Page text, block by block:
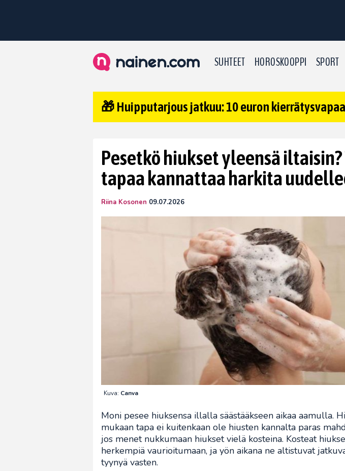
SUHTEET HOROSKOOPPI SPORT
🎁 Huipputarjous jatkuu: 10 euron
Pesetkö hiukset yleensä iltaisin?
tapaa kannattaa harkita
Riina Kosonen 09.07.2026
Kuva: Canva
Moni pesee hiuksensa illalla säästääkseen aikaa aamulla.
mukaan tapa ei kuitenkaan ole hiusten kannalta paras
jos menet nukkumaan hiukset vielä kosteina. Kosteat
herkempiä vaurioitumaan, ja yön aikana ne altistuvat
tyynyä vasten.